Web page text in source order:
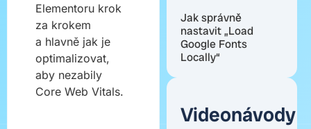
Jak správně
nastavit „Load
Google Fonts
Locally“
Videonávody
Elementoru krok
za krokem
a hlavně jak je
optimalizovat,
aby nezabily
Core Web Vitals.